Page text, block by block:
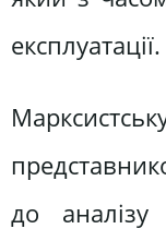
експлуатації.
до аналізу